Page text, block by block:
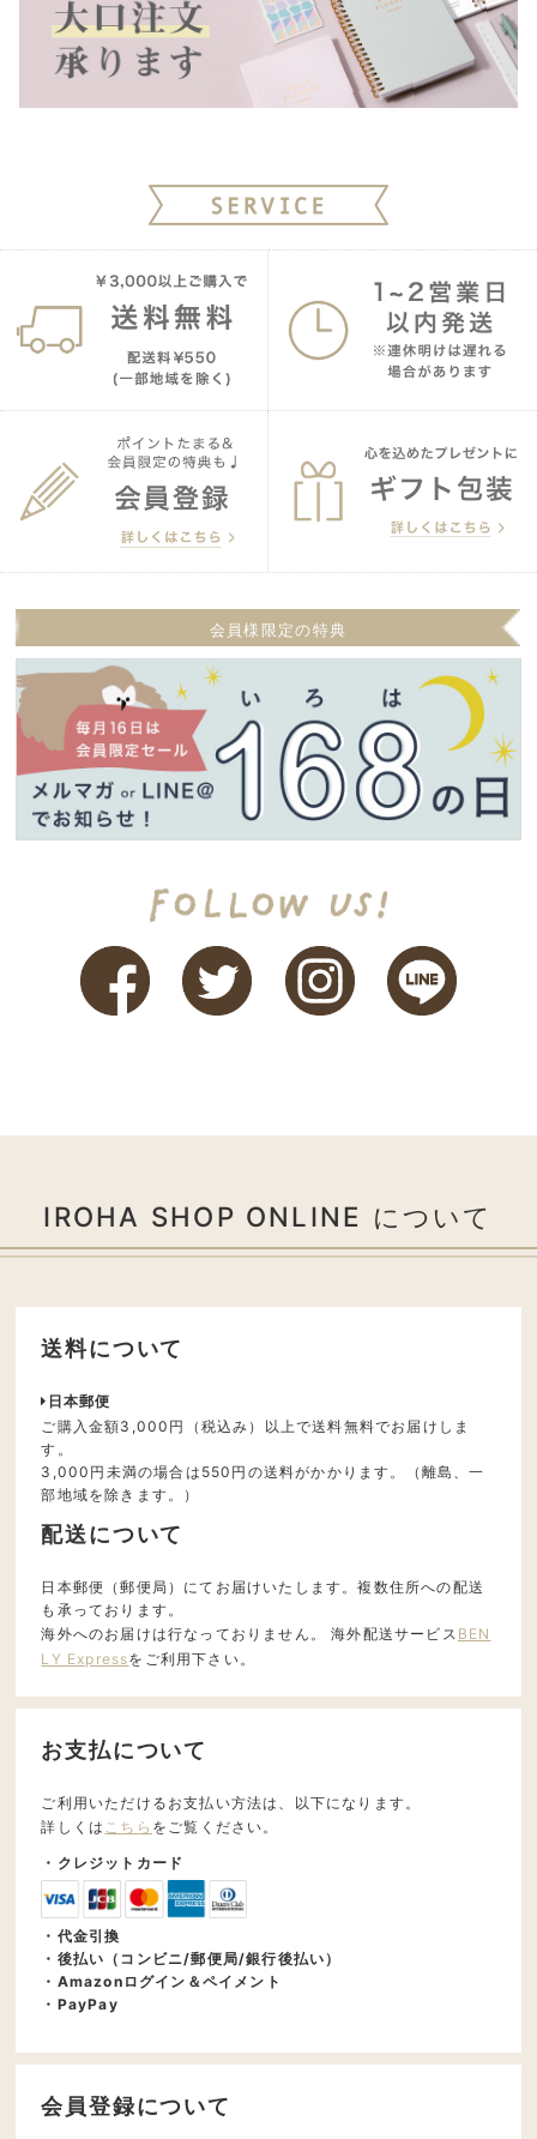
会員様限定の特典
IROHA SHOP ONLINE について
送料について
日本郵便
ご購入金額3,000円（税込み）以上で送料無料でお届けしま
す。
3,000円未満の場合は550円の送料がかかります。（離島、一
部地域を除きます。）
配送について
日本郵便（郵便局）にてお届けいたします。複数住所への配送
も承っております。
海外へのお届けは行なっておりません。 海外配送サービス BEN
LY Expressをご利用下さい。
お支払について
ご利用いただけるお支払い方法は、以下になります。
詳しくは こちら をご覧ください。
・クレジットカード
・代金引換
・後払い（コンビニ/郵便局/銀行後払い）
・Amazonログイン＆ペイメント
・PayPay
会員登録について